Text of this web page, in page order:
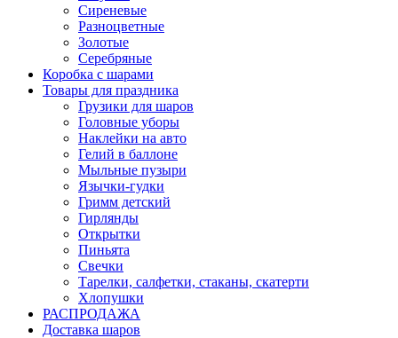
Сиреневые
Разноцветные
Золотые
Серебряные
Коробка с шарами
Товары для праздника
Грузики для шаров
Головные уборы
Наклейки на авто
Гелий в баллоне
Мыльные пузыри
Язычки-гудки
Гримм детский
Гирлянды
Открытки
Пиньята
Свечки
Тарелки, салфетки, стаканы, скатерти
Хлопушки
РАСПРОДАЖА
Доставка шаров